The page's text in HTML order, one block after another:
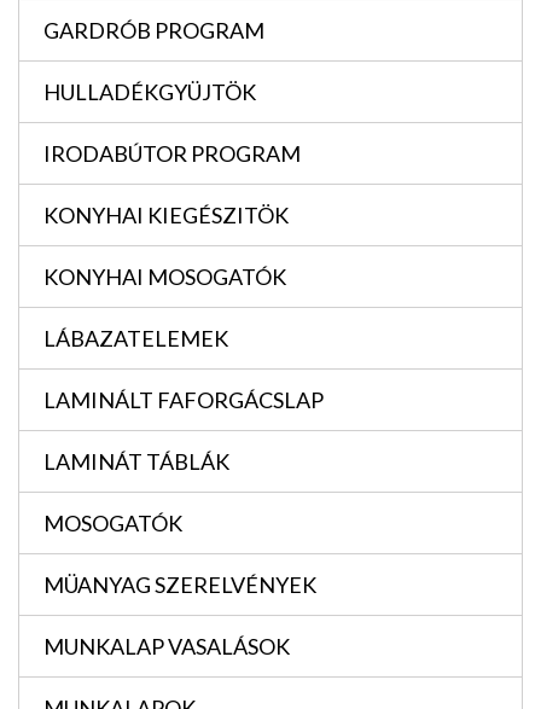
GARDRÓB PROGRAM
HULLADÉKGYÜJTÖK
IRODABÚTOR PROGRAM
KONYHAI KIEGÉSZITÖK
KONYHAI MOSOGATÓK
LÁBAZATELEMEK
LAMINÁLT FAFORGÁCSLAP
LAMINÁT TÁBLÁK
MOSOGATÓK
MÜANYAG SZERELVÉNYEK
MUNKALAP VASALÁSOK